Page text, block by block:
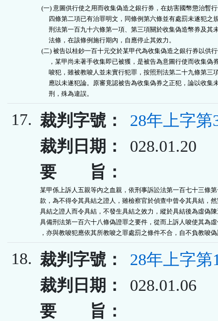
(一) 意圖供行使之用而收集偽造之銀行券，在妨害國幣懲治暫
四條第二項已有治罪明文，同條例第六條並有處罰未遂犯之
刑法第一百九十六條第一項、第三項關於收集偽造幣券及其
      法條，在該條例施行期內，自應停止其效力。
(二) 被告以桂鈔一百十元交於某甲代為收集偽造之銀行券以供
，某甲尚未著手收集即已被獲，是被告為意圖行使而收集偽
唆犯，雖被教唆人並未實行犯罪，按照刑法第二十九條第三
應以未遂犯論。原審竟認被告為收集偽券之正犯，論以收集
      刑，殊為違誤。
17. 裁判字號：
28年上字第
裁判日期：
028.01.20
要 旨：
某甲係上訴人五親等內之血親，依刑事訴訟法第一百七十三條
款，為不得令其具結之證人，雖檢察官於偵查中曾令其具結，
具結之證人而令具結，不發生具結之效力，縱於具結後為虛偽
具備刑法第一百六十八條偽證罪之要件，從而上訴人唆使其為
，亦與教唆犯應依其所教唆之罪處罰之條件不合，自不負教唆
18. 裁判字號：
28年上字第
裁判日期：
028.01.06
要 旨：